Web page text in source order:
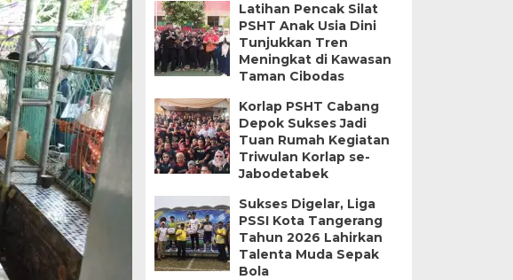
Latihan Pencak Silat
PSHT Anak Usia Dini
Tunjukkan Tren
Meningkat di Kawasan
Taman Cibodas
Korlap PSHT Cabang
Depok Sukses Jadi
Tuan Rumah Kegiatan
Triwulan Korlap se-
Jabodetabek
Sukses Digelar, Liga
PSSI Kota Tangerang
Tahun 2026 Lahirkan
Talenta Muda Sepak
Bola